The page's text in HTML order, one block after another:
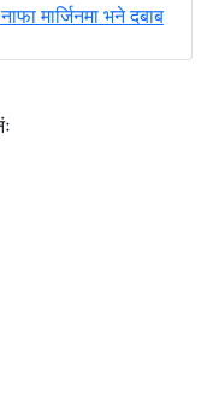
मार्जिनमा भने दबाब